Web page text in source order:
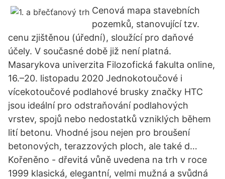
Cenová mapa stavebních
pozemků, stanovující tzv.
cenu zjištěnou (úřední), sloužící pro daňové
účely. V současné době již není platná.
Masarykova univerzita Filozofická fakulta online,
16.–20. listopadu 2020 Jednokotoučové i
vícekotoučové podlahové brusky značky HTC
jsou ideální pro odstraňování podlahových
vrstev, spojů nebo nedostatků vzniklých během
lití betonu. Vhodné jsou nejen pro broušení
betonových, terazzových ploch, ale také d…
Kořeněno - dřevitá vůně uvedena na trh v roce
1999 klasická, elegantní, velmi mužná a svůdná